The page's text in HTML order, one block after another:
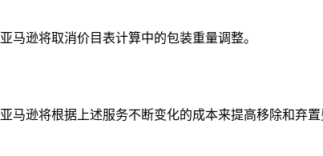
亚马逊将取消价目表计算中的包装重量调整。
亚马逊将根据上述服务不断变化的成本来提高移除和弃置